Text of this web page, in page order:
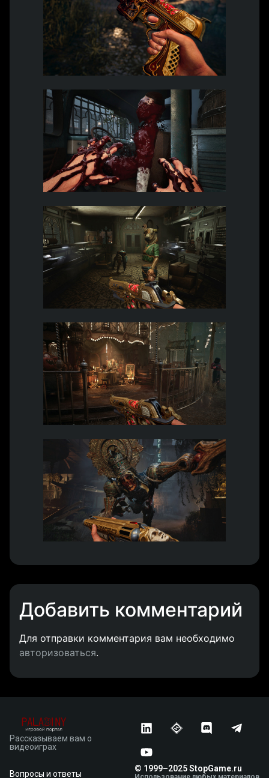
Добавить комментарий
Для отправки комментария вам необходимо
авторизоваться.
Рассказываем вам о
видеоиграх
Вопросы и ответы
© 1999–2025 StopGame.ru